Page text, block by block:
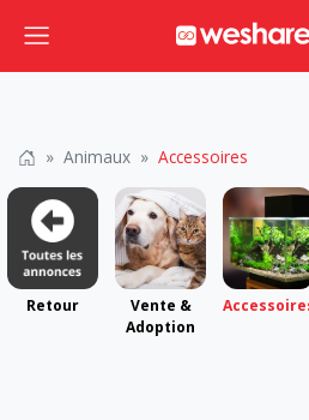
Toggle navigation
Animaux Accessoires
Retour
Vente &
Adoption